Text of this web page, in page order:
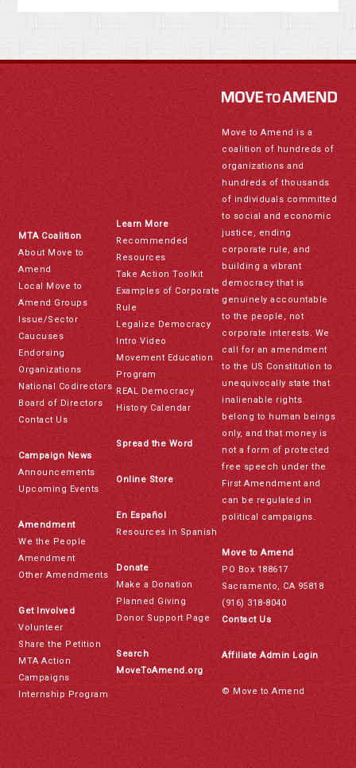
MTA Coalition
About Move to
Amend
Local Move to
Amend Groups
Issue/Sector
Caucuses
Endorsing
Organizations
National Codirectors
Board of Directors
Contact Us
Campaign News
Announcements
Upcoming Events
Amendment
We the People
Amendment
Other Amendments
Get Involved
Volunteer
Share the Petition
MTA Action
Campaigns
Internship Program
Learn More
Recommended
Resources
Take Action Toolkit
Examples of Corporate
Rule
Legalize Democracy
Intro Video
Movement Education
Program
REAL Democracy
History Calendar
Spread the Word
Online Store
En Español
Resources in Spanish
Donate
Make a Donation
Planned Giving
Donor Support Page
Search
MoveToAmend.org
Move to Amend is a
coalition of hundreds of
organizations and
hundreds of thousands
of individuals committed
to social and economic
justice, ending
corporate rule, and
building a vibrant
democracy that is
genuinely accountable
to the people, not
corporate interests. We
call for an amendment
to the US Constitution to
unequivocally state that
inalienable rights
belong to human beings
only, and that money is
not a form of protected
free speech under the
First Amendment and
can be regulated in
political campaigns.
Move to Amend
PO Box 188617
Sacramento, CA 95818
(916) 318-8040
Contact Us
Affiliate Admin Login
© Move to Amend